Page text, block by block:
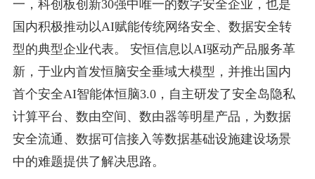
一，科创板创新30强中唯一的数字安全企业，也是
国内积极推动以AI赋能传统网络安全、数据安全转
型的典型企业代表。 安恒信息以AI驱动产品服务革
新，于业内首发恒脑安全垂域大模型，并推出国内
首个安全AI智能体恒脑3.0，自主研发了安全岛隐私
计算平台、数由空间、数由器等明星产品，为数据
安全流通、数据可信接入等数据基础设施建设场景
中的难题提供了解决思路。